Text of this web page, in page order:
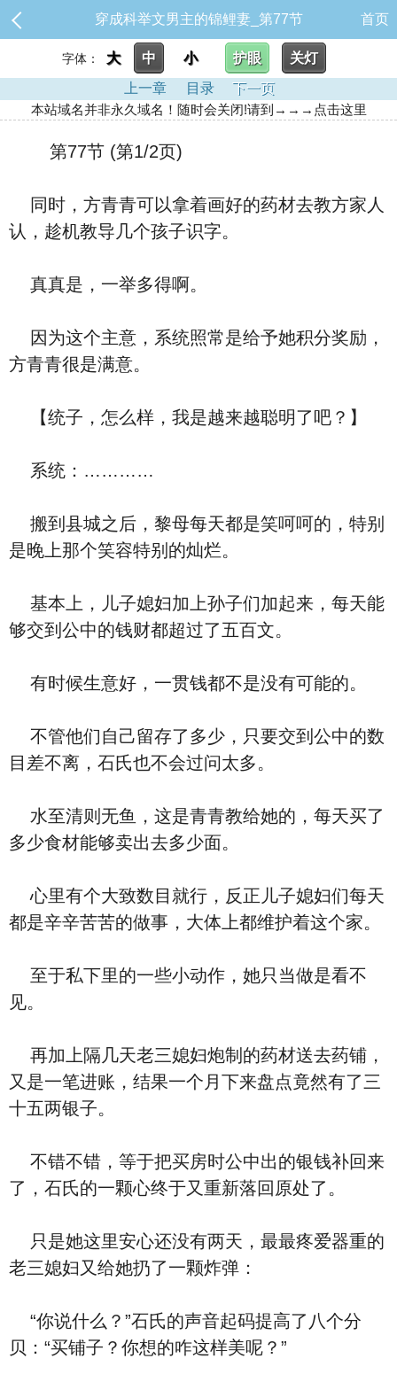
穿成科举文男主的锦鲤妻_第77节 首页
字体： 大 中 小 护眼
关灯
上一章
目录
下一页
本站域名并非永久域名！随时会关闭!请到→→→点击这里
第77节 (第1/2页)
同时，方青青可以拿着画好的药材去教方家人
认，趁机教导几个孩子识字。
真真是，一举多得啊。
因为这个主意，系统照常是给予她积分奖励，
方青青很是满意。
【统子，怎么样，我是越来越聪明了吧？】
系统：…………
搬到县城之后，黎母每天都是笑呵呵的，特别
是晚上那个笑容特别的灿烂。
基本上，儿子媳妇加上孙子们加起来，每天能
够交到公中的钱财都超过了五百文。
有时候生意好，一贯钱都不是没有可能的。
不管他们自己留存了多少，只要交到公中的数
目差不离，石氏也不会过问太多。
水至清则无鱼，这是青青教给她的，每天买了
多少食材能够卖出去多少面。
心里有个大致数目就行，反正儿子媳妇们每天
都是辛辛苦苦的做事，大体上都维护着这个家。
至于私下里的一些小动作，她只当做是看不
见。
再加上隔几天老三媳妇炮制的药材送去药铺，
又是一笔进账，结果一个月下来盘点竟然有了三
十五两银子。
不错不错，等于把买房时公中出的银钱补回来
了，石氏的一颗心终于又重新落回原处了。
只是她这里安心还没有两天，最最疼爱器重的
老三媳妇又给她扔了一颗炸弹：
“你说什么？”石氏的声音起码提高了八个分
贝：“买铺子？你想的咋这样美呢？”